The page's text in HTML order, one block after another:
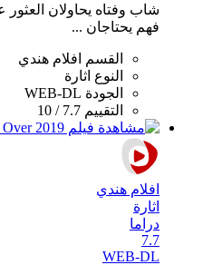
شاب وفتاه يحاولان
فهم يحتاجان ...
القسم
افلام هندي
النوع اثارة
الجودة WEB-DL
التقييم 7.7 / 10
افلام هندي
اثارة
دراما
7.7
WEB-DL